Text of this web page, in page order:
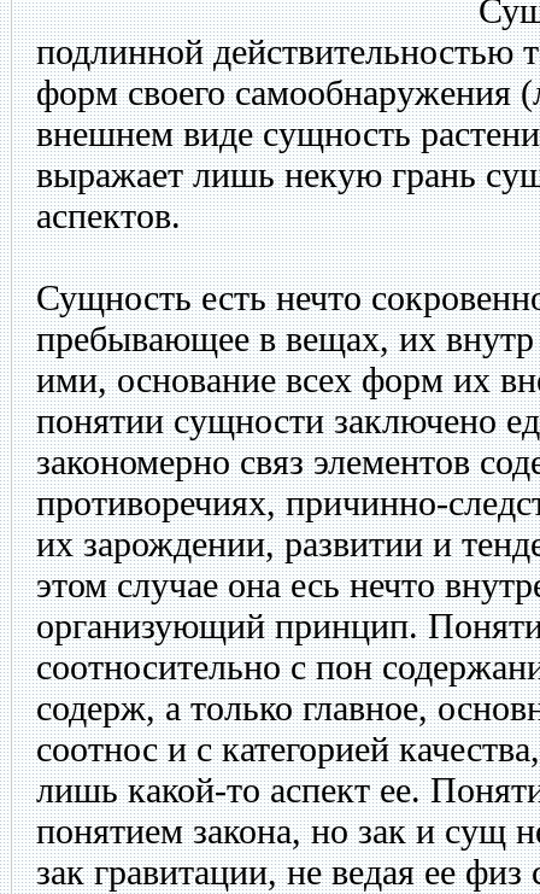
подлинной действительностью
форм своего самообнаружения
внешнем виде сущность
выражает лишь некую грань
аспектов.
Сущность есть нечто
пребывающее в вещах, их
ими, основание всех форм их
понятии сущности заключено
закономерно связ элементов
противоречиях, причинно-
их зарождении, развитии и
этом случае она есь нечто
организующий принцип.
соотносительно с пон
содерж, а только главное,
соотнос и с категорией
лишь какой-то аспект ее.
понятием закона, но зак и сущ
зак гравитации, не ведая ее